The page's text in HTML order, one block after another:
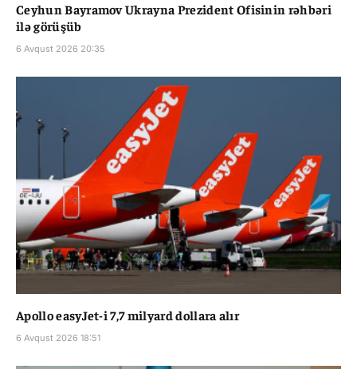
Ceyhun Bayramov Ukrayna Prezident Ofisinin rəhbəri
ilə görüşüb
6 Avqust 2026 20:35
Apollo easyJet-i 7,7 milyard dollara alır
6 Avqust 2026 18:51